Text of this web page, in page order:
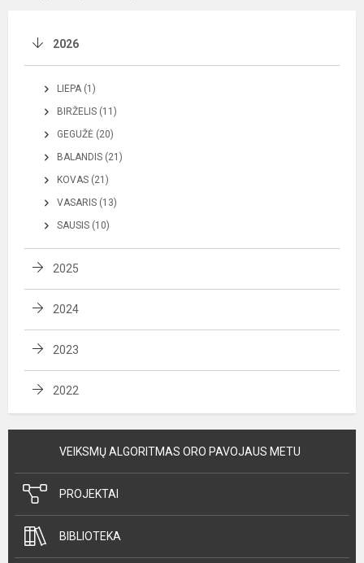
2026
LIEPA (1)
BIRŽELIS (11)
GEGUŽĖ (20)
BALANDIS (21)
KOVAS (21)
VASARIS (13)
SAUSIS (10)
2025
2024
2023
2022
VEIKSMŲ ALGORITMAS ORO PAVOJAUS METU
PROJEKTAI
BIBLIOTEKA